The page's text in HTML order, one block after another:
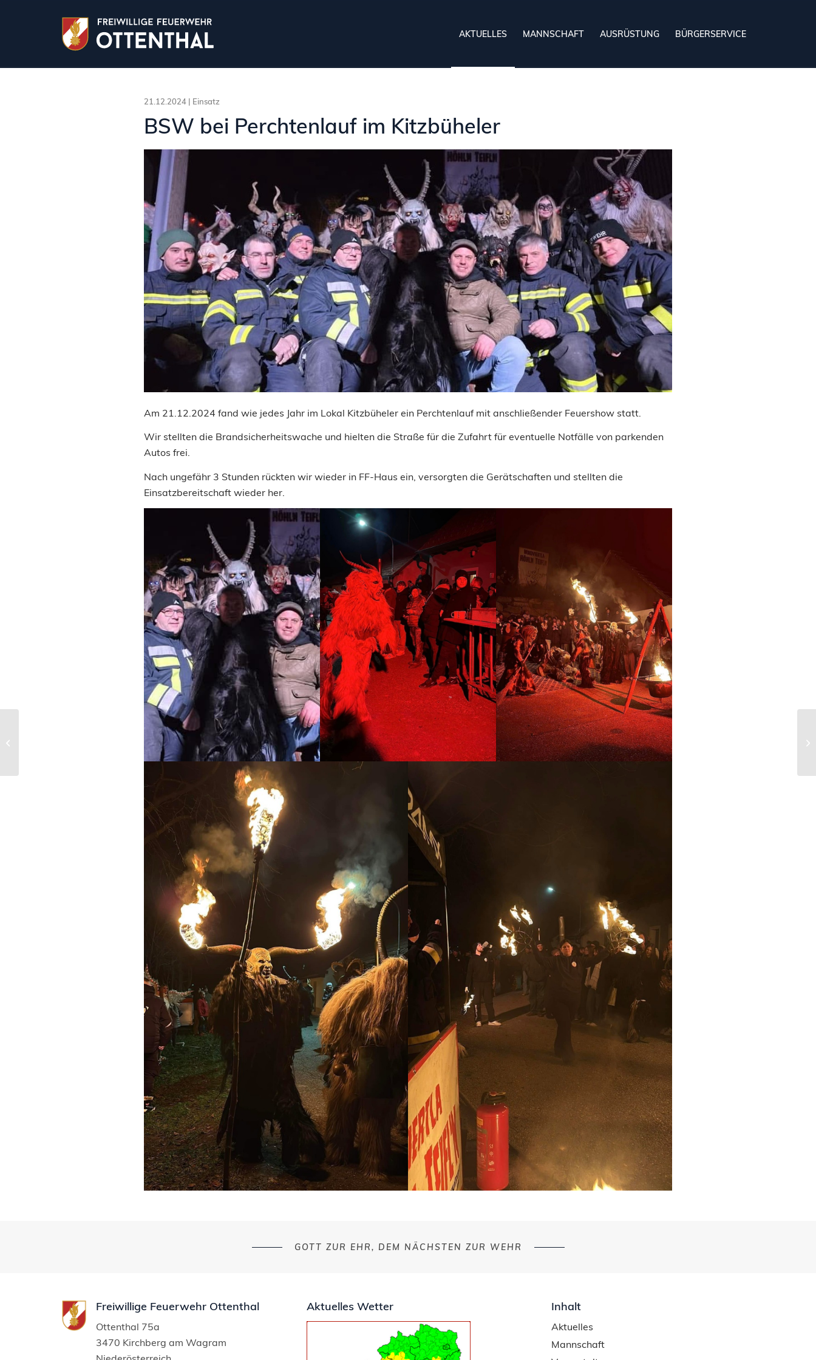
AKTUELLES MANNSCHAFT AUSRÜSTUNG BÜRGERSERVICE
21.12.2024 | Einsatz
BSW bei Perchtenlauf im Kitzbüheler
Am 21.12.2024 fand wie jedes Jahr im Lokal Kitzbüheler ein Perchtenlauf mit anschließender Feuershow statt.
Wir stellten die Brandsicherheitswache und hielten die Straße für die Zufahrt für eventuelle Notfälle von parkenden
Autos frei.
Nach ungefähr 3 Stunden rückten wir wieder in FF-Haus ein, versorgten die Gerätschaften und stellten die
Einsatzbereitschaft wieder her.
GOTT ZUR EHR, DEM NÄCHSTEN ZUR WEHR
Freiwillige Feuerwehr Ottenthal
Ottenthal 75a
3470 Kirchberg am Wagram
Aktuelles Wetter Inhalt
Aktuelles
Mannschaft